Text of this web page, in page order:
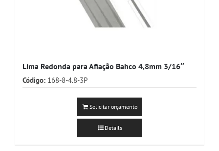
Lima Redonda para Afiação Bahco 4,8mm 3/16″
Código: 168-8-4.8-3P
Solicitar orçamento
Details